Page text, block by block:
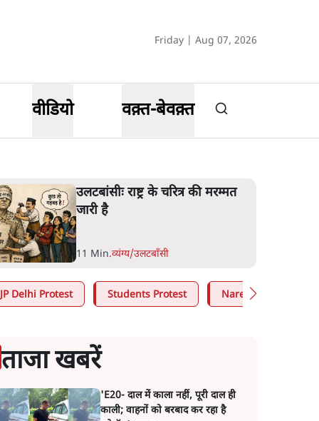
Friday | Aug 07, 2026
वीडियो वक़्त-बेवक़्त
उलटबांसीः राष्ट्र के चरित्र की मरम्मत
जारी है
11 Min.व्यंग्य/उलटबाँसी
Delhi Protest Students Protest Narendra Modi
ताजा खबरें
'E20- दाल में काला नहीं, पूरी दाल ही
काली; वाहनों को बरबाद कर रहा है